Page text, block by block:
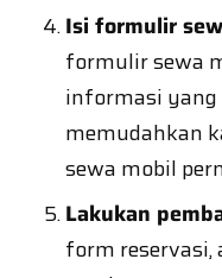
Isi formulir
formulir sewa
informasi yang
memudahkan
sewa mobil
Lakukan
form reservasi,